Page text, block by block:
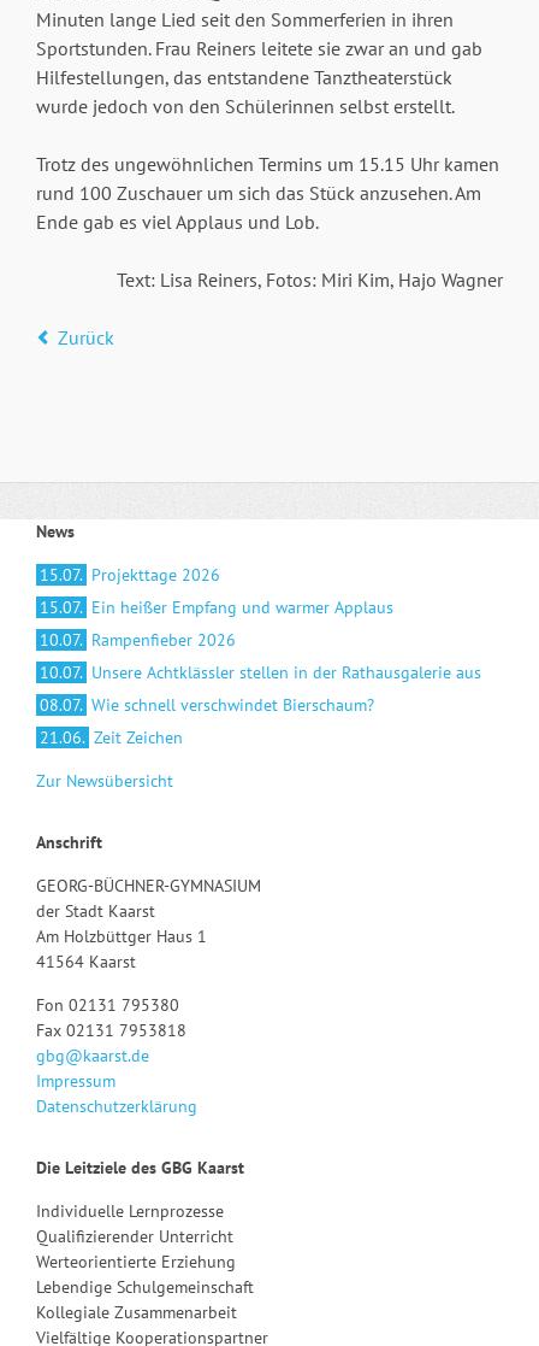
Minuten lange Lied seit den Sommerferien in ihren
Sportstunden. Frau Reiners leitete sie zwar an und gab
Hilfestellungen, das entstandene Tanztheaterstück
wurde jedoch von den Schülerinnen selbst erstellt.
Trotz des ungewöhnlichen Termins um 15.15 Uhr kamen
rund 100 Zuschauer um sich das Stück anzusehen. Am
Ende gab es viel Applaus und Lob.
Text: Lisa Reiners, Fotos: Miri Kim, Hajo Wagner
Zurück
News
15.07. Projekttage 2026
15.07. Ein heißer Empfang und warmer Applaus
10.07. Rampenfieber 2026
10.07. Unsere Achtklässler stellen in der Rathausgalerie aus
08.07. Wie schnell verschwindet Bierschaum?
21.06. Zeit Zeichen
Zur Newsübersicht
Anschrift
GEORG-BÜCHNER-GYMNASIUM
der Stadt Kaarst
Am Holzbüttger Haus 1
41564 Kaarst
Fon 02131 795380
Fax 02131 7953818
gbg@kaarst.de
Impressum
Datenschutzerklärung
Die Leitziele des GBG Kaarst
Individuelle Lernprozesse
Qualifizierender Unterricht
Werteorientierte Erziehung
Lebendige Schulgemeinschaft
Kollegiale Zusammenarbeit
Vielfältige Kooperationspartner